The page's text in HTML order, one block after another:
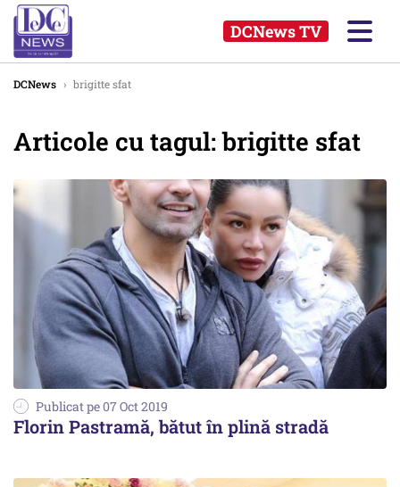
DCNews TV
DCNews › brigitte sfat
Articole cu tagul: brigitte sfat
Publicat pe 07 Oct 2019
Florin Pastramă, bătut în plină stradă